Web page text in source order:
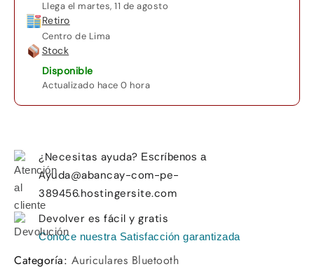
Llega el martes, 11 de agosto
Retiro
Centro de Lima
Stock
Disponible
Actualizado hace 0 hora
¿Necesitas ayuda? Escríbenos a
Ayuda@abancay-com-pe-
389456.hostingersite.com
Devolver es fácil y gratis
Conoce nuestra Satisfacción garantizada
Categoría: Auriculares Bluetooth